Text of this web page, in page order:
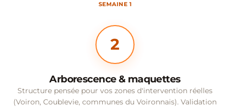
SEMAINE 1
2
Arborescence & maquettes
Structure pensée pour vos zones d'intervention réelles
(Voiron, Coublevie, communes du Voironnais). Validation